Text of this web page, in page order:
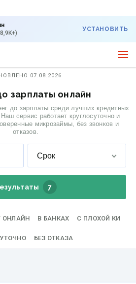
УСТАНОВИТЬ
07.08.2026
зарплаты онлайн
до зарплаты среди лучших кредитных
сервис работает круглосуточно и
микрозаймы, без звонков и
отказов.
Срок
7
ОНЛАЙН В БАНКАХ С ПЛОХОЙ КИ
БЕЗ ОТКАЗА